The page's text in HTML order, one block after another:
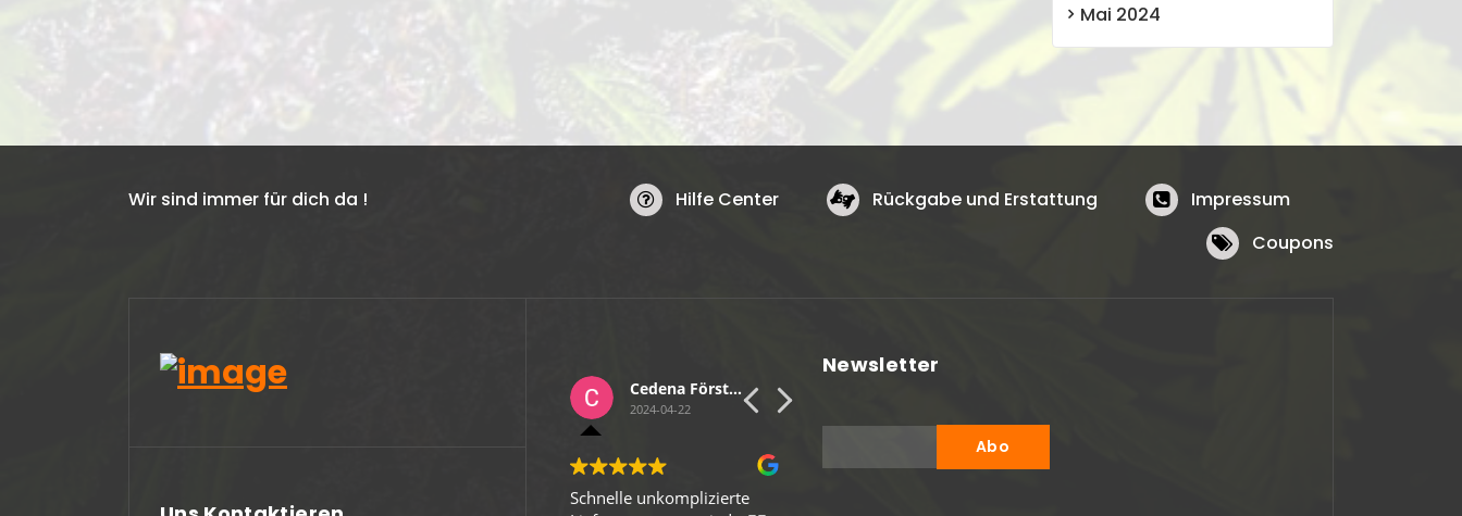
Mai 2024
Wir sind immer für dich da ! Hilfe Center Rückgabe und Erstattung
Impressum
Coupons
Cedena Förster
2024-04-22
Schnelle unkomplizierte
Newsletter